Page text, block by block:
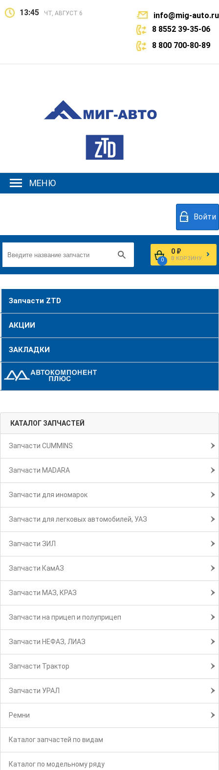
13:45 ЧТ, АВГУСТ 6
info@mig-auto.ru
8 8552 39-35-06
8 800 700-80-89
МЕНЮ
Войти
0
0 ₽
В КОРЗИНУ
Запчасти ZTD
АКЦИИ
ЗАКЛАДКИ
КАТАЛОГ ЗАПЧАСТЕЙ
Запчасти CUMMINS
Запчасти MADARA
Запчасти для иномарок
Запчасти для легковых автомобилей, УАЗ
Запчасти ЗИЛ
Запчасти КамАЗ
Запчасти МАЗ, КРАЗ
Запчасти на прицеп и полуприцеп
Запчасти НЕФАЗ, ЛИАЗ
Запчасти Трактор
Запчасти УРАЛ
Ремни
Каталог запчастей по видам
Каталог по модельному ряду